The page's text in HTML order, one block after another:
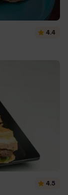
4.4
4.5